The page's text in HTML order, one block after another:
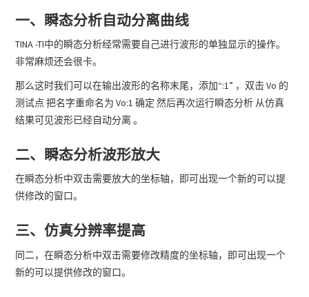
一、瞬态分析自动分离曲线
TINA -TI中的瞬态分析经常需要自己进行波形的单独显示的操作。
非常麻烦还会很卡。
那么这时我们可以在输出波形的名称末尾，添加“:1” ，双击 Vo 的
测试点 把名字重命名为 Vo:1 确定 然后再次运行瞬态分析 从仿真
结果可见波形已经自动分离 。
二、瞬态分析波形放大
在瞬态分析中双击需要放大的坐标轴，即可出现一个新的可以提
供修改的窗口。
三、仿真分辨率提高
同二，在瞬态分析中双击需要修改精度的坐标轴，即可出现一个
新的可以提供修改的窗口。